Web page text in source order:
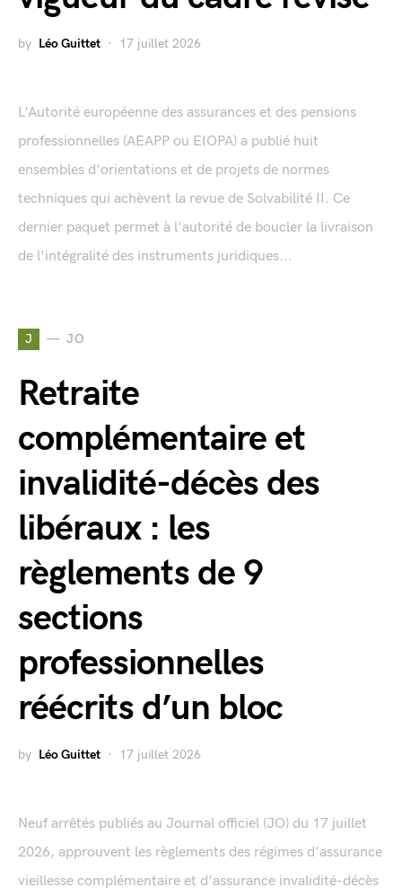
by Léo Guittet 17 juillet 2026
L'Autorité européenne des assurances et des pensions
professionnelles (AEAPP ou EIOPA) a publié huit
ensembles d'orientations et de projets de normes
techniques qui achèvent la revue de Solvabilité II. Ce
dernier paquet permet à l'autorité de boucler la livraison
de l'intégralité des instruments juridiques...
J JO
Retraite
complémentaire et
invalidité-décès des
libéraux : les
règlements de 9
sections
professionnelles
réécrits d’un bloc
by Léo Guittet 17 juillet 2026
Neuf arrêtés publiés au Journal officiel (JO) du 17 juillet
2026, approuvent les règlements des régimes d'assurance
vieillesse complémentaire et d'assurance invalidité-décès